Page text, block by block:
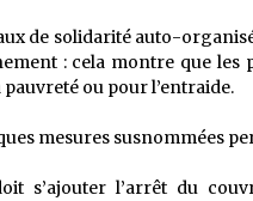
de solidarité auto-
: cela montre que les
ou pour l’entraide.
mesures susnommées
s’ajouter l’arrêt du